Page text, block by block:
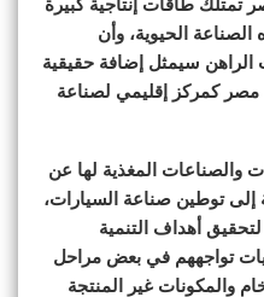
طاقات إنتاجية كبيرة
الحيوية، وأن
الراهن سيمثل إضافة حقيقية
مصر كمركز إقليمي لصناعة
والصناعات المغذية لها عن
إلى توطين صناعة السيارات،
أهداف التنمية
تواجههم في بعض مراحل
والمكونات غير المنتجة